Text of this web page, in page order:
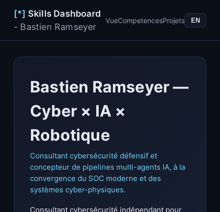
[*] Skills Dashboard
- Bastien Ramseyer
VueCompetencesProjets EN
Bastien Ramseyer —
Cyber × IA ×
Robotique
Consultant cybersécurité défensif et
concepteur de pipelines multi-agents IA, à la
convergence du SOC moderne et des
systèmes cyber-physiques.
Consultant cybersécurité indépendant pour